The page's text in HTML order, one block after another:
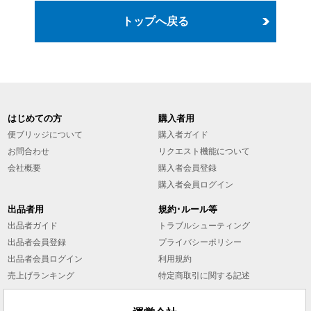
トップへ戻る
はじめての方
便ブリッジについて
お問合わせ
会社概要
購入者用
購入者ガイド
リクエスト機能について
購入者会員登録
購入者会員ログイン
出品者用
出品者ガイド
出品者会員登録
出品者会員ログイン
売上げランキング
規約･ルール等
トラブルシューティング
プライバシーポリシー
利用規約
特定商取引に関する記述